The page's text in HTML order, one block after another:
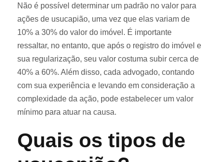
Não é possível determinar um padrão no valor para
ações de usucapião, uma vez que elas variam de
10% a 30% do valor do imóvel. É importante
ressaltar, no entanto, que após o registro do imóvel e
sua regularização, seu valor costuma subir cerca de
40% a 60%. Além disso, cada advogado, contando
com sua experiência e levando em consideração a
complexidade da ação, pode estabelecer um valor
mínimo para atuar na causa.
Quais os tipos de